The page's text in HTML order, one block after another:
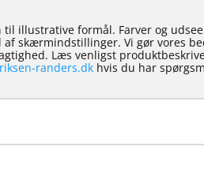
illustrative formål. Farver og
skærmindstillinger. Vi gør vores
Læs venligst
randers.dkhvis du har